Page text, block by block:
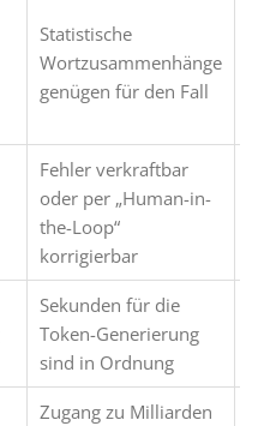
Statistische
Wortzusammenhänge
genügen für den Fall
Fehler verkraftbar
oder per „Human-in-
the-Loop“
korrigierbar
Sekunden für die
Token-Generierung
sind in Ordnung
Zugang zu Milliarden